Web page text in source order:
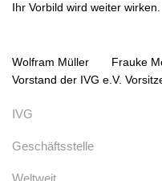
Ihr Vorbild wird weiter wirken.
Wolfram Müller Frauke
Vorstand der IVG e.V.
IVG
Geschäftsstelle
Weltweit